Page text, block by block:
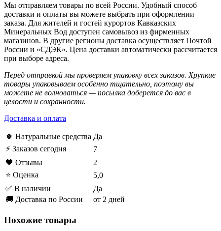
Мы отправляем товары по всей России. Удобный способ
доставки и оплаты вы можете выбрать при оформлении
заказа. Для жителей и гостей курортов Кавказских
Минеральных Вод доступен самовывоз из фирменных
магазинов. В другие регионы доставка осуществляет Почтой
России и «СДЭК». Цена доставки автоматически рассчитается
при выборе адреса.
Перед отправкой мы проверяем упаковку всех заказов. Хрупкие
товары упаковываем особенно тщательно, поэтому вы
можете не волноваться — посылка доберется до вас в
целости и сохранности.
Доставка и оплата
🍀 Натуральные средства Да
⚡ Заказов сегодня
7
🖤 Отзывы
2
⭐ Оценка
5,0
✅ В наличии
Да
🚚 Доставка по России
от 2 дней
Похожие товары